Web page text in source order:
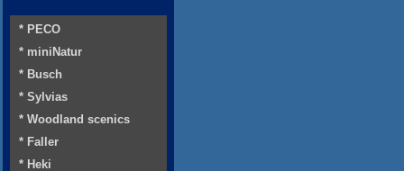
* PECO
* miniNatur
* Busch
* Sylvias
* Woodland scenics
* Faller
* Heki